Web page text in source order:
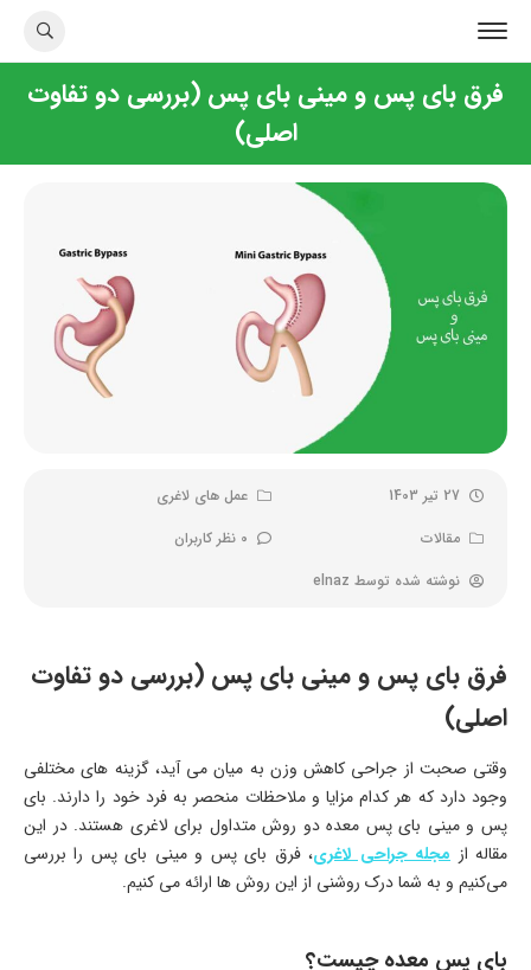
فرق بای پس و مینی بای پس (بررسی دو تفاوت
اصلی)
27 تیر 1403
عمل های لاغری
مقالات
0 نظر کاربران
نوشته شده توسط elnaz
فرق بای پس و مینی بای پس (بررسی دو تفاوت
اصلی)
وقتی صحبت از جراحی کاهش وزن به میان می آید، گزینه های مختلفی
وجود دارد که هر کدام مزایا و ملاحظات منحصر به فرد خود را دارند. بای
پس و مینی بای پس معده دو روش متداول برای لاغری هستند. در این
مقاله از مجله جراحی لاغری، فرق بای پس و مینی بای پس را بررسی
می‌کنیم و به شما درک روشنی از این روش‌ ها ارائه می کنیم.
بای پس معده چیست؟